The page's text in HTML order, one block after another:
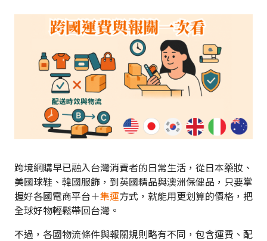
跨境網購早已融入台灣消費者的日常生活，從日本藥妝、
美國球鞋、韓國服飾，到英國精品與澳洲保健品，只要掌
握好各國電商平台＋集運方式，就能用更划算的價格，把
全球好物輕鬆帶回台灣。
不過，各國物流條件與報關規則略有不同，包含運費、配